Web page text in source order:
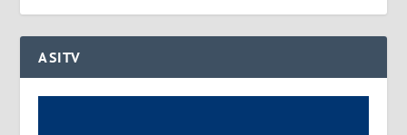
ASITV